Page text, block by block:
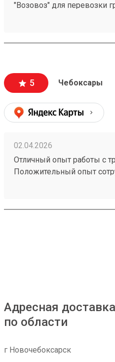
"Возовоз" для перевозки
доставлен точно в
5 Чебоксары
02.04.2026
Отличный опыт работы с
Положительный опыт
качеством
Адресная
по области
г Новочебоксарск